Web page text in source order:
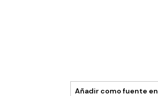
Añadir como fuente en